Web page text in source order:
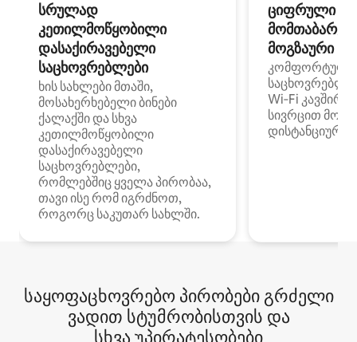
სრულად
კეთილმოწყობილი
დასაქირავებელი
საცხოვრებლები
ხის სახლები მთაში,
მოსახერხებელი ბინები
ქალაქში და სხვა
კეთილმოწყობილი
დასაქირავებელი
საცხოვრებლები,
რომლებშიც ყველა პირობაა,
თავი ისე რომ იგრძნოთ,
როგორც საკუთარ სახლში.
ციფრული
მოგზაური
კომფორტული
Wi‑Fi
სივრცით
დისტანციური
საყოფაცხოვრებო პირობები გრძელი
ვადით სტუმრობისთვის და